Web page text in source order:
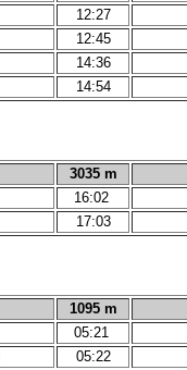
12:27
12:45
14:36
14:54
3035 m
16:02
17:03
1095 m
05:21
05:22